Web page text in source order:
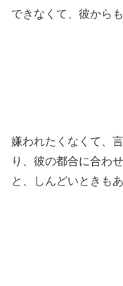
できなくて、彼から
嫌われたくなくて、
り、彼の都合に合わ
と、しんどいときも